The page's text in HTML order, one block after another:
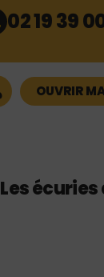
02 19 39
OUVRIR